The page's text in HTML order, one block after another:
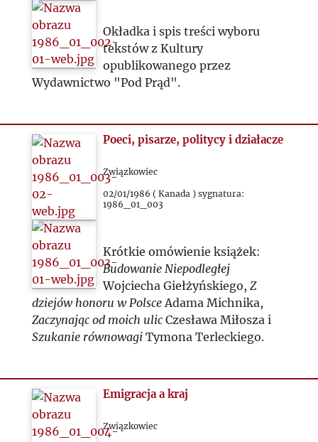
2024
Okładka i spis treści wyboru
tekstów z Kultury
opublikowanego przez
Wydawnictwo "Pod Prąd".
Poeci, pisarze, politycy i działacze
Związkowiec
02/01/1986 ( Kanada ) sygnatura:
1986_01_003
Krótkie omówienie książek:
Budowanie Niepodległej
Wojciecha Giełżyńskiego,Z
dziejów honoru w PolsceAdama Michnika,
Zaczynając od moich ulic Czesława Miłosza i
Szukanie równowagiTymona Terleckiego.
Emigracja a kraj
Związkowiec